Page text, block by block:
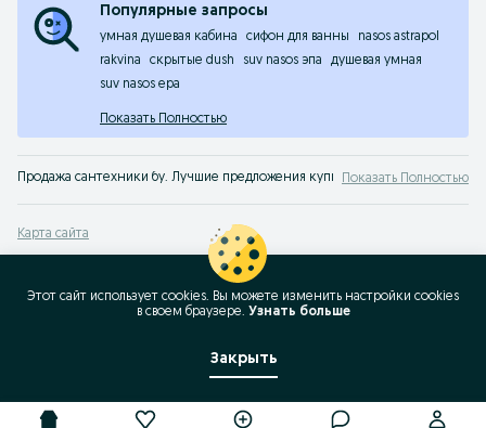
Популярные запросы
умная душевая кабина сифон для ванны
nasos astrapol
rakvina
скрытые dush suv nasos эпа
душевая умная
suv nasos epa
Показать Полностью
Продажа сантехники бу. Лучшие предложения купить дешевуюПоказать Полностью
Карта сайта
Карта бизнес-страницы
Популярные запросы
Этот сайт использует cookies. Вы можете изменить настройки cookies
в своeм браузере. Узнать больше
Закрыть